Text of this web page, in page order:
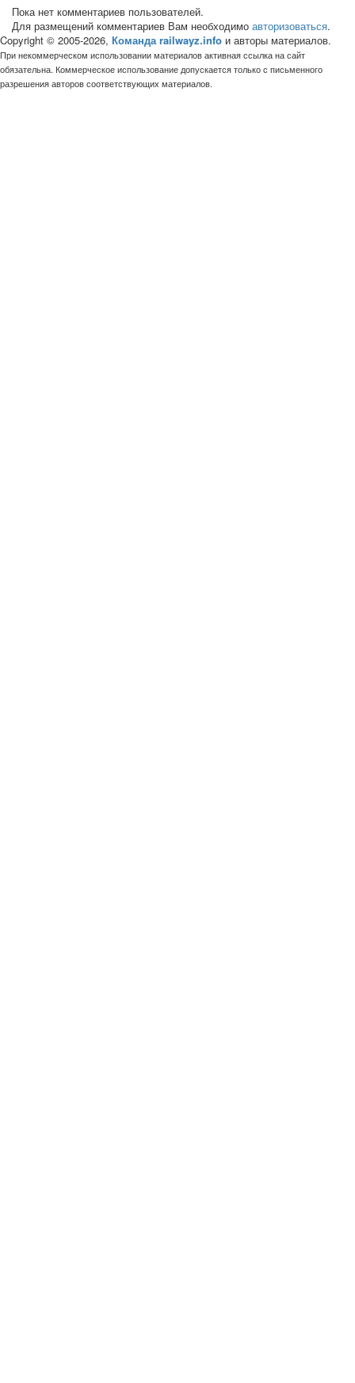
Пока нет комментариев пользователей.
Для размещений комментариев Вам необходимо авторизоваться.
Copyright © 2005-2026, Команда railwayz.info и авторы материалов.
При некоммерческом использовании материалов активная ссылка на сайт
обязательна. Коммерческое использование допускается только с письменного
разрешения авторов соответствующих материалов.